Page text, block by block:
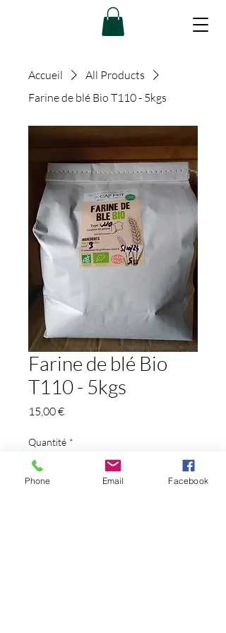
Accueil
All Products
Farine de blé Bio T110 - 5kgs
Farine de blé Bio
T110 - 5kgs
15,00 €Prix
Quantité *
Phone Email Facebook